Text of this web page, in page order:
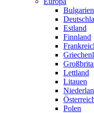
Bulgarien
Estland
Finnland
Lettland
Litauen
Polen